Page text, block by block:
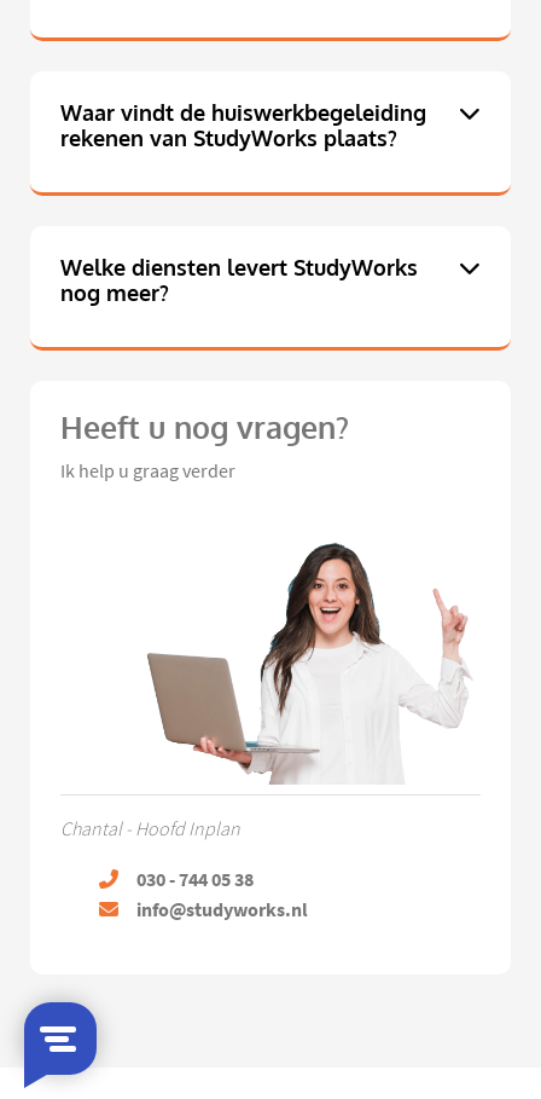
Waar vindt de huiswerkbegeleiding
rekenen van StudyWorks plaats?
Welke diensten levert StudyWorks
nog meer?
Heeft u nog vragen?
Ik help u graag verder
Chantal - Hoofd Inplan
030 - 744 05 38
info@studyworks.nl